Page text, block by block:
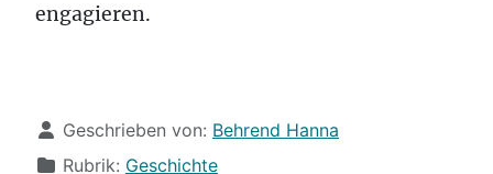
engagieren.
Details
Geschrieben von: Behrend Hanna
Rubrik: Geschichte